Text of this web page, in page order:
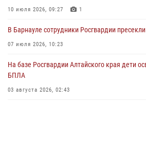
Управление Росгвардии по Алтайскому краю
02 июля 2026, 00:55
Алтайскому краю подведены итоги «прямой
10 июля 2026, 09:27 1
В Барнауле сотрудники Росгвардии
07 июля 2026, 10:23
На базе Росгвардии Алтайского края дети
БПЛА
03 августа 2026, 02:43